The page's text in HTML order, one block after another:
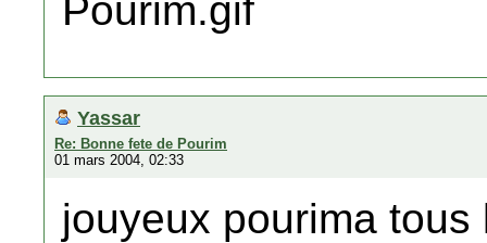
Yassar
Re: Bonne fete de Pourim
01 mars 2004, 02:33
jouyeux pourima